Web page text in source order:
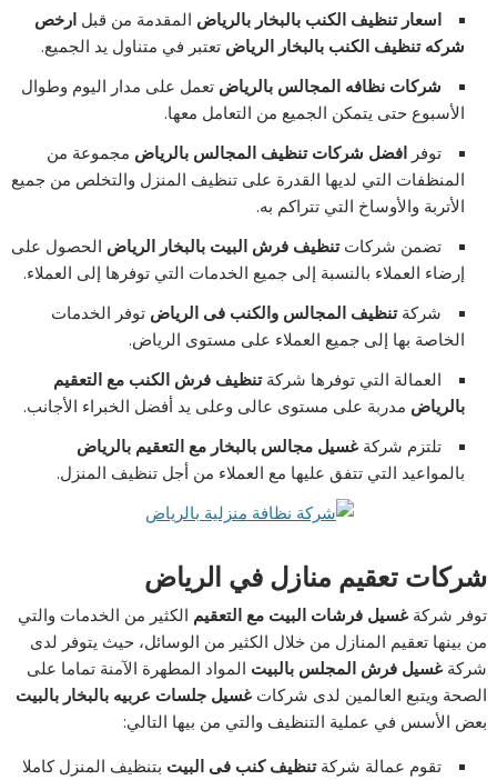
اسعار تنظيف الكنب بالبخار بالرياض المقدمة من قبلارخص
شركه تنظيف الكنب بالبخار الرياض تعتبر في متناول يد الجميع.
شركات نظافه المجالس بالرياض تعمل على مدار اليوم وطوال
الأسبوع حتى يتمكن الجميع من التعامل معها.
توفرافضل شركات تنظيف المجالس بالرياض مجموعة من
المنظفات التي لديها القدرة على تنظيف المنزل والتخلص من جميع
الأتربة والأوساخ التي تتراكم به.
تضمن شركاتتنظيف فرش البيت بالبخار الرياض الحصول على
إرضاء العملاء بالنسبة إلى جميع الخدمات التي توفرها إلى العملاء.
شركةتنظيف المجالس والكنب فى الرياض توفر الخدمات
الخاصة بها إلى جميع العملاء على مستوى الرياض.
العمالة التي توفرها شركةتنظيف فرش الكنب مع التعقيم
بالرياض مدربة على مستوى عالى وعلى يد أفضل الخبراء الأجانب.
تلتزم شركةغسيل مجالس بالبخار مع التعقيم بالرياض
بالمواعيد التي تتفق عليها مع العملاء من أجل تنظيف المنزل.
شركات تعقيم منازل في الرياض
توفر شركةغسيل فرشات البيت مع التعقيم الكثير من الخدمات والتي
من بينها تعقيم المنازل من خلال الكثير من الوسائل، حيث يتوفر لدى
شركةغسيل فرش المجلس بالبيت المواد المطهرة الآمنة تماما على
الصحة ويتبع العالمين لدى شركاتغسيل جلسات عربيه بالبخار بالبيت
بعض الأسس في عملية التنظيف والتي من بيها التالي:
تقوم عمالة شركةتنظيف كنب فى البيت بتنظيف المنزل كاملا